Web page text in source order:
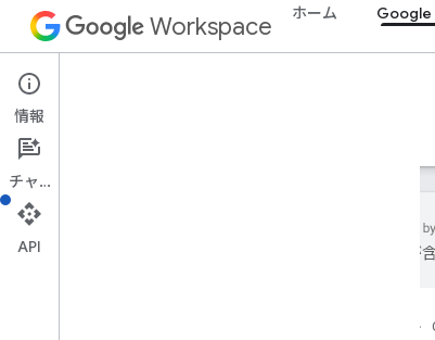
Workspace ホーム Google
Google Calendar
概要
は誤りが
情報
チャット
API